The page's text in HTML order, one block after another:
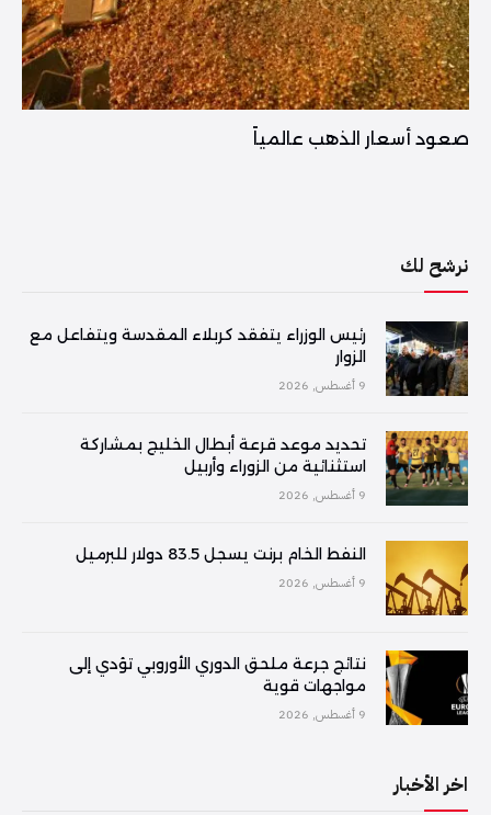
صعود أسعار الذهب عالمياً
نرشح لك
رئيس الوزراء يتفقد كربلاء المقدسة ويتفاعل مع
الزوار
9 أغسطس, 2026
تحديد موعد قرعة أبطال الخليج بمشاركة
استثنائية من الزوراء وأربيل
9 أغسطس, 2026
النفط الخام برنت يسجل 83.5 دولار للبرميل
9 أغسطس, 2026
نتائج جرعة ملحق الدوري الأوروبي تؤدي إلى
مواجهات قوية
9 أغسطس, 2026
اخر الأخبار